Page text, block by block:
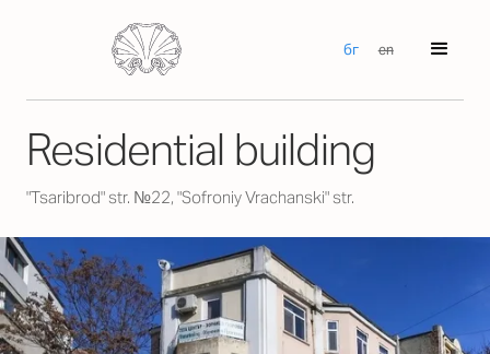
бг en
Residential building
"Tsaribrod" str. №22, "Sofroniy Vrachanski" str.